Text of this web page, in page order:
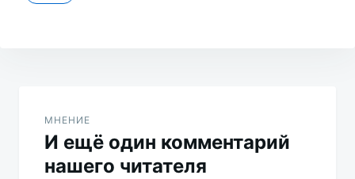
записям
МНЕНИЕ
И ещё один комментарий
нашего читателя